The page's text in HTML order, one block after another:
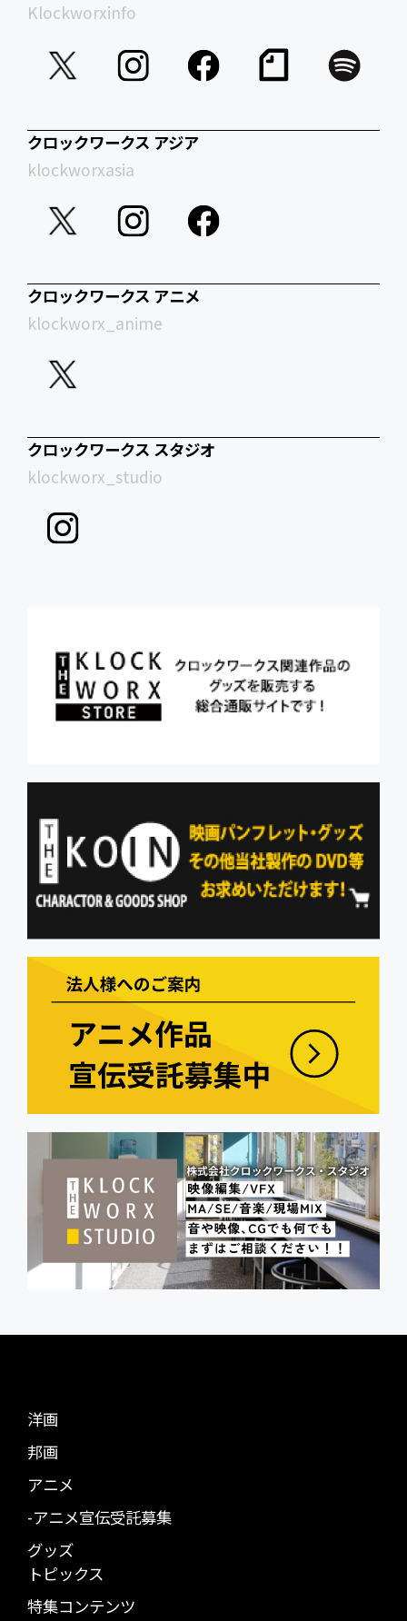
Klockworxinfo
クロックワークス アジア
klockworxasia
クロックワークス アニメ
klockworx_anime
クロックワークス スタジオ
klockworx_studio
洋画
邦画
アニメ
-アニメ宣伝受託募集
グッズ
トピックス
特集コンテンツ